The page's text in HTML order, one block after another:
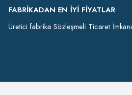
FABRIKADAN EN İYI FIYATLAR
Üretici fabrika Sözleşmeli Ticaret İmkanı